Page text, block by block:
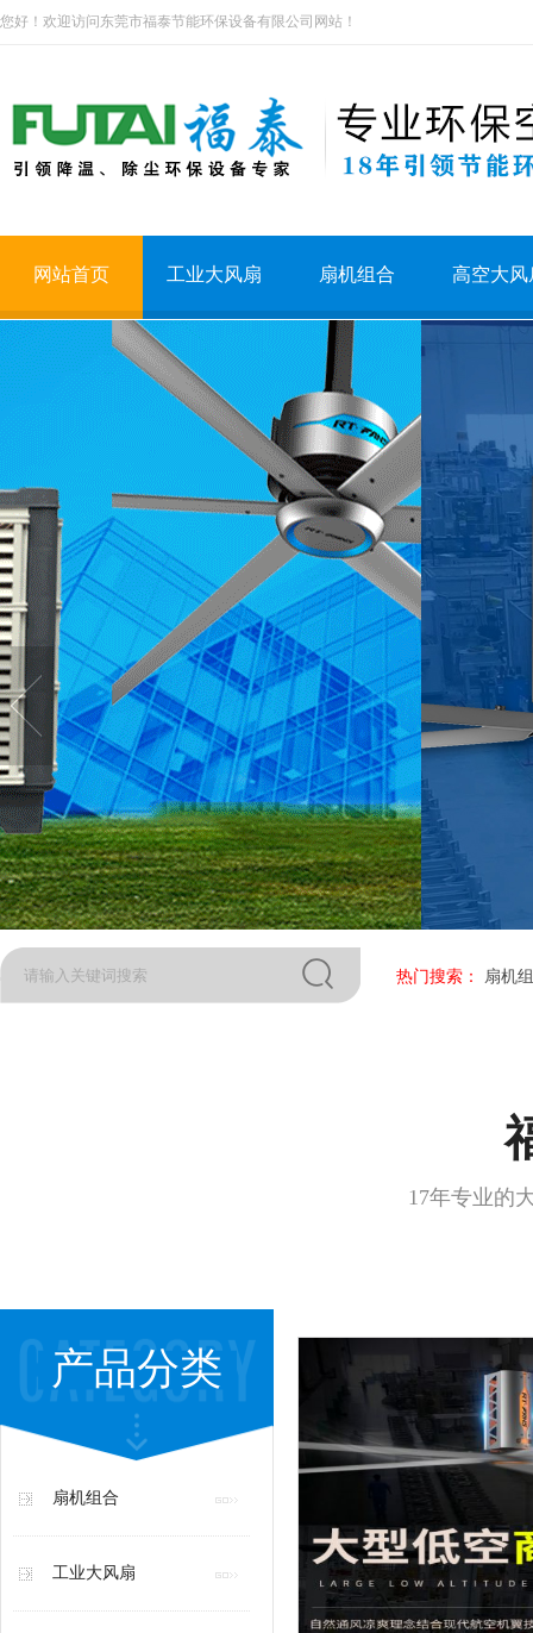
您好！欢迎访问东莞市福泰节能环保设备有限公司网站！
网站首页 工业大风扇 扇机组合 高空大风
热门搜索： 扇机
17年专业的
产品分类
扇机组合
工业大风扇